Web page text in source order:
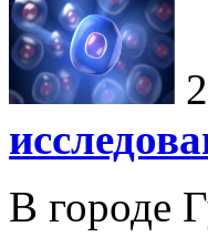
В городе